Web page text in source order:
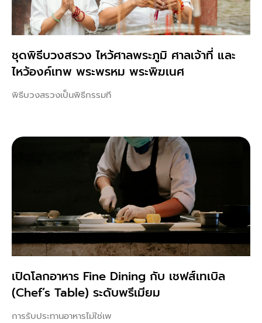
ชุดพิธีบวงสรวง ไหว้ศาลพระภูมิ ศาลเจ้าที่ และ
ไหว้องค์เทพ พระพรหม พระพิฆเนศ
พิธีบวงสรวงเป็นพิธีกรรมที
เปิดโลกอาหาร Fine Dining กับ เชฟส์เทเบิล
(Chef’s Table) ระดับพรีเมียม
การรับประทานอาหารไม่ใช่เพ